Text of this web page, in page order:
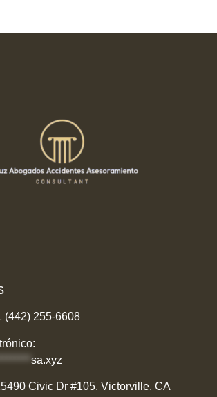
(442) 255-6608
sa.xyz
Civic Dr #105, Victorville, CA